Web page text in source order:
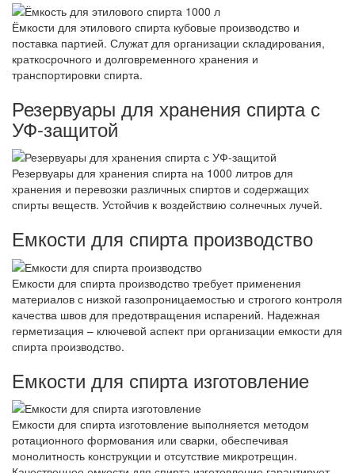
Ёмкости для этилового спирта кубовые производство и
поставка партией. Служат для организации складирования,
краткосрочного и долговременного хранения и
транспортировки спирта.
Резервуары для хранения спирта с
УФ-защитой
Резервуары для хранения спирта на 1000 литров для
хранения и перевозки различных спиртов и содержащих
спирты веществ. Устойчив к воздействию солнечных лучей.
Емкости для спирта производство
Емкости для спирта производство требует применения
материалов с низкой газопроницаемостью и строгого контроля
качества швов для предотвращения испарений. Надежная
герметизация – ключевой аспект при организации емкости для
спирта производство.
Емкости для спирта изготовление
Емкости для спирта изготовление выполняется методом
ротационного формования или сварки, обеспечивая
монолитность конструкции и отсутствие микротрещин.